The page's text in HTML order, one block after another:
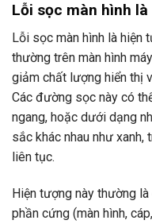
Lỗi sọc màn hình là
Lỗi sọc màn hình là hiện
thường trên màn hình
giảm chất lượng hiển thị
Các đường sọc này có
ngang, hoặc dưới dạng
sắc khác nhau như xanh,
liên tục.
Hiện tượng này thường
phần cứng (màn hình,